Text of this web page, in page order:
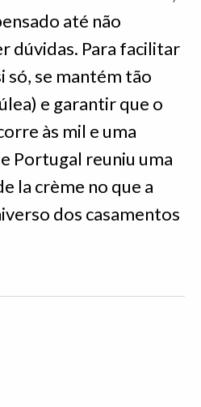
até não
dúvidas. Para facilitar
só, se mantém tão
e garantir que o
às mil e uma
Portugal reuniu uma
la crème no que a
dos casamentos